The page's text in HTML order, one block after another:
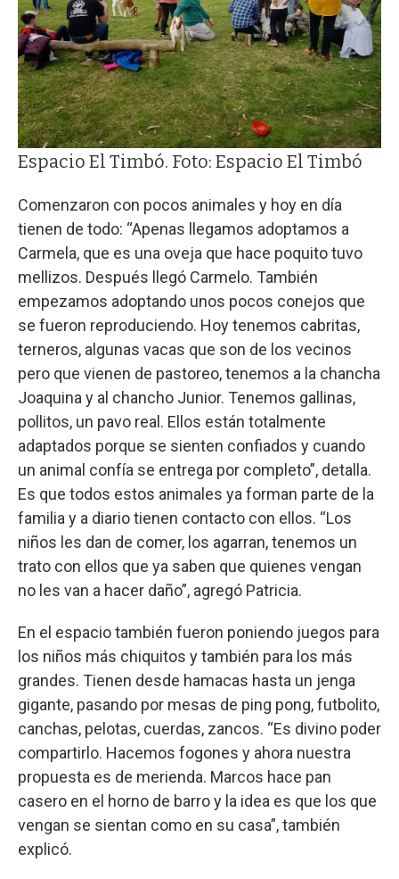
Espacio El Timbó. Foto: Espacio El Timbó
Comenzaron con pocos animales y hoy en día
tienen de todo: “Apenas llegamos adoptamos a
Carmela, que es una oveja que hace poquito tuvo
mellizos. Después llegó Carmelo. También
empezamos adoptando unos pocos conejos que
se fueron reproduciendo. Hoy tenemos cabritas,
terneros, algunas vacas que son de los vecinos
pero que vienen de pastoreo, tenemos a la chancha
Joaquina y al chancho Junior. Tenemos gallinas,
pollitos, un pavo real. Ellos están totalmente
adaptados porque se sienten confiados y cuando
un animal confía se entrega por completo”, detalla.
Es que todos estos animales ya forman parte de la
familia y a diario tienen contacto con ellos. “Los
niños les dan de comer, los agarran, tenemos un
trato con ellos que ya saben que quienes vengan
no les van a hacer daño”, agregó Patricia.
En el espacio también fueron poniendo juegos para
los niños más chiquitos y también para los más
grandes. Tienen desde hamacas hasta un jenga
gigante, pasando por mesas de ping pong, futbolito,
canchas, pelotas, cuerdas, zancos. “Es divino poder
compartirlo. Hacemos fogones y ahora nuestra
propuesta es de merienda. Marcos hace pan
casero en el horno de barro y la idea es que los que
vengan se sientan como en su casa”, también
explicó.